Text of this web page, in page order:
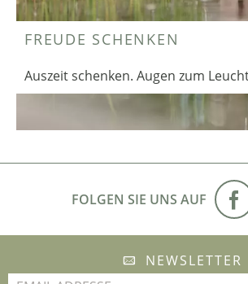
FREUDE SCHENKEN
Auszeit schenken. Augen zum
FOLGEN SIE UNS AUF
NEWSLETTER